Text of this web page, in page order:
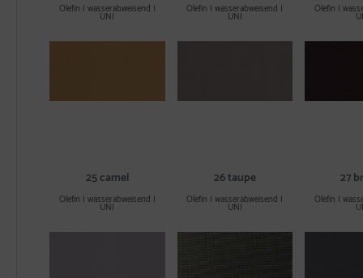
Olefin | wasserabweisend |
UNI
Olefin | wasserabweisend |
UNI
Olefin |
25 camel
Olefin | wasserabweisend |
UNI
26 taupe
Olefin | wasserabweisend |
UNI
27
Olefin |